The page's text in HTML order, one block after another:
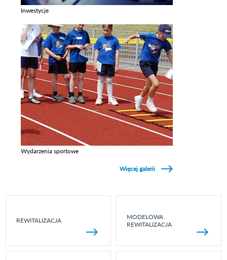
Inwestycje
Wydarzenia sportowe
Więcej galerii
REWITALIZACJA
MODELOWA
REWITALIZACJA